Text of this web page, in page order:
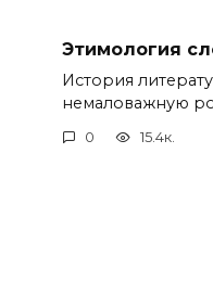
Этимология
История
немаловажную
0 15.4к.